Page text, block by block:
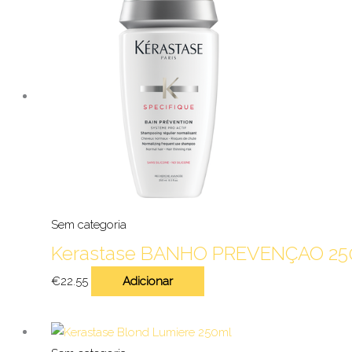
Sem categoria
Kerastase BANHO PREVENÇAO
€22.55 Adicionar